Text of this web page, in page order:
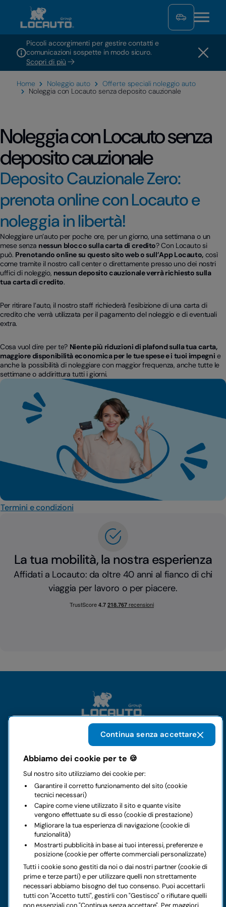
Piccoli accorgimenti per gestire contatti e
comunicazioni sospette in modo sicuro.
Scopri di più
Home Noleggio auto
Offerte speciali noleggio auto
Noleggia con Locauto senza deposito cauzionale
Noleggia con Locauto senza
deposito cauzionale
Deposito Cauzionale Zero:
prenota online con Locauto e
noleggia in libertà!
Noleggiare un’auto per poche ore, per un giorno, una settimana o un
mese senza nessun blocco sulla carta di credito? Con Locauto si
può. Prenotando online su questo sito web o sull’App Locauto, così
come tramite il nostro call center o direttamente presso uno dei nostri
uffici di noleggio, nessun deposito cauzionale verrà richiesto sulla
tua carta di credito.
Per ritirare l’auto, il nostro staff richiederà l’esibizione di una carta di
credito che verrà utilizzata per il pagamento del noleggio e di eventuali
extra.
Cosa vuol dire per te? Niente più riduzioni di plafond sulla tua carta,
maggiore disponibilità economica per le tue spese e i tuoi impegni e
anche la possibilità di noleggiare con maggior frequenza, anche tutte le
settimane o addirittura tutti i giorni.
Termini e condizioni
La tua mobilità, la nostra esperienza
Affidati a Locauto: da oltre 40 anni al fianco di chi
viaggia per lavoro o per piacere.
Noleggi
Business
Contatti
Note legali
Hai dei dubbi sul tuo prossimo noleggio?
Abbiamo dei cookie per te 🍪
Sul nostro sito utilizziamo dei cookie per:
Garantire il corretto funzionamento del sito (cookie
tecnici necessari)
Capire come viene utilizzato il sito e quante visite
vengono effettuate su di esso (cookie di prestazione)
Migliorare la tua esperienza di navigazione (cookie di
funzionalità)
Mostrarti pubblicità in base ai tuoi interessi, preferenze e
posizione (cookie per offerte commerciali personalizzate)
Tutti i cookie sono gestiti da noi o dai nostri partner (cookie di
prime e terze parti) e per utilizzare quelli non strettamente
necessari abbiamo bisogno del tuo consenso. Puoi accettarli
tutti con "Accetto tutti", gestirli con "Gestisco" o rifiutare quelli
non essenziali con "Continua senza accettare". Per maggiori
Continua senza accettare